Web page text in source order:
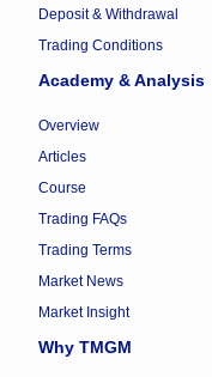
Deposit & Withdrawal
Trading Conditions
Academy & Analysis
Overview
Articles
Course
Trading FAQs
Trading Terms
Market News
Market Insight
Why TMGM